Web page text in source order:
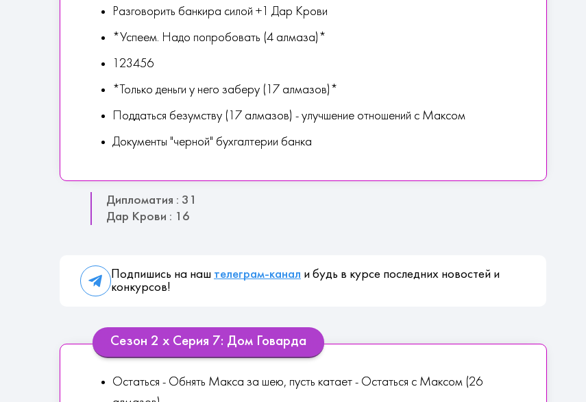
Разговорить банкира силой +1 Дар Крови
*Успеем. Надо попробовать (4 алмаза)*
123456
*Только деньги у него заберу (17 алмазов)*
Поддаться безумству (17 алмазов) - улучшение отношений с Максом
Документы "черной" бухгалтерии банка
Дипломатия : 31
Дар Крови : 16
Подпишись на наш телеграм-канал и будь в курсе последних новостей и
конкурсов!
Сезон 2 х Серия 7: Дом Говарда
Остаться - Обнять Макса за шею, пусть катает - Остаться с Максом (26